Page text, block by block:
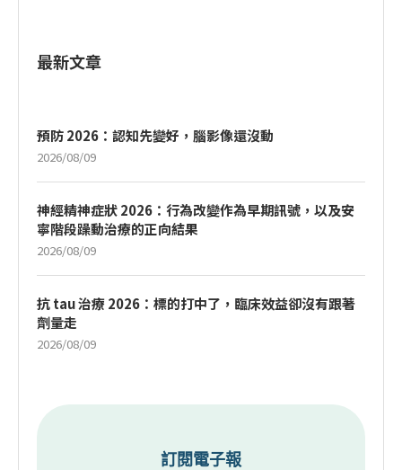
最新文章
預防 2026：認知先變好，腦影像還沒動
2026/08/09
神經精神症狀 2026：行為改變作為早期訊號，以及安
寧階段躁動治療的正向結果
2026/08/09
抗 tau 治療 2026：標的打中了，臨床效益卻沒有跟著
劑量走
2026/08/09
訂閱電子報